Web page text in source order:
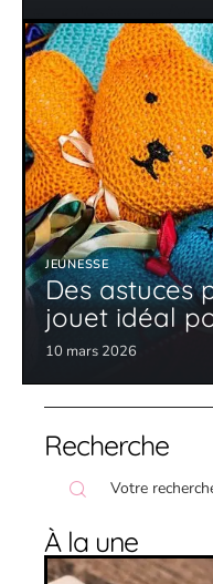
JEUNESSE
Des astuces
jouet idéal
10 mars 2026
Recherche
À la une